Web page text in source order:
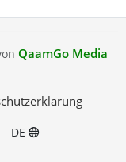
QaamGo Media
DE